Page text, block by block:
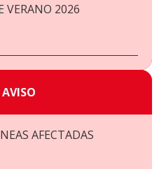
VERANO 2026
AVISO
AFECTADAS